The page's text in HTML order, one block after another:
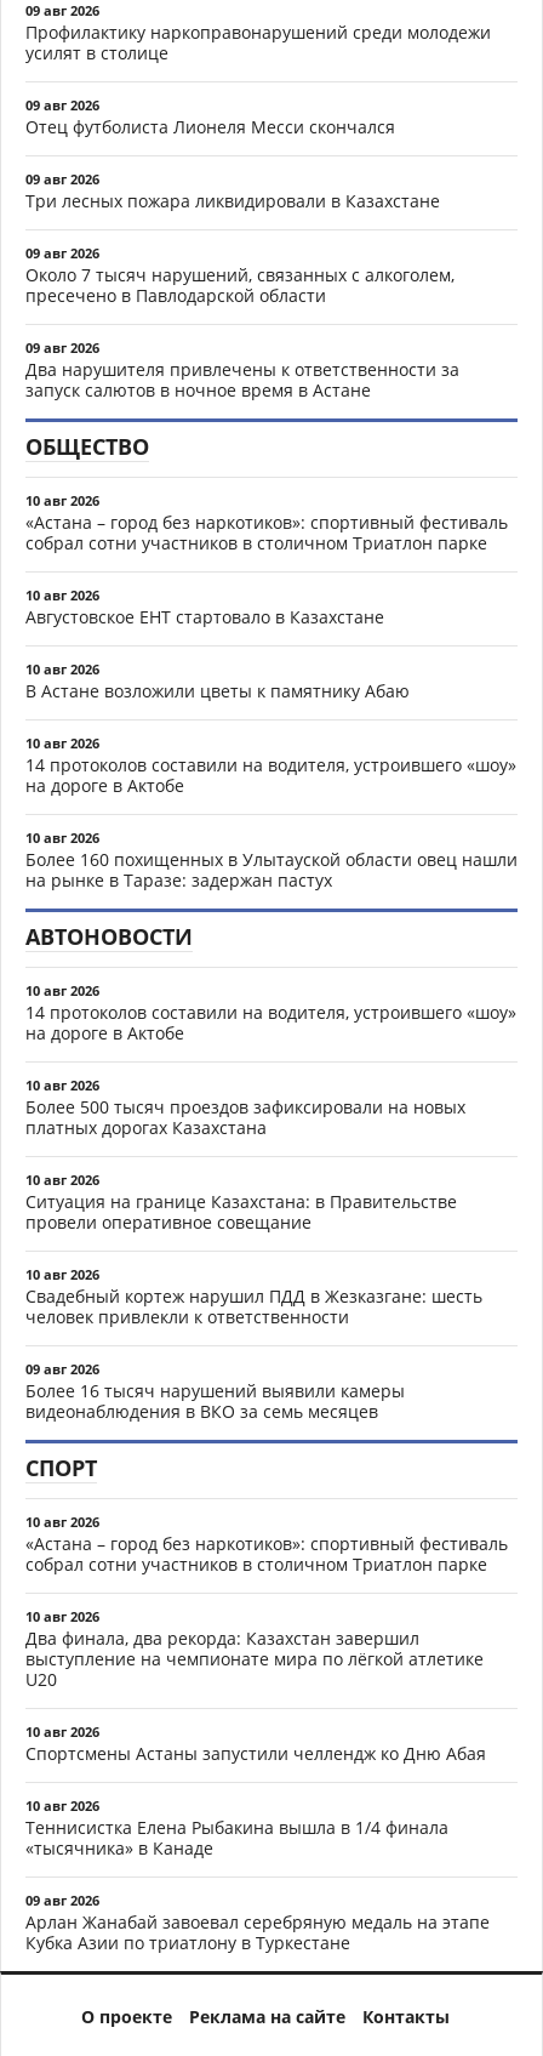
09 авг 2026
Профилактику наркоправонарушений среди молодежи
усилят в столице
09 авг 2026
Отец футболиста Лионеля Месси скончался
09 авг 2026
Три лесных пожара ликвидировали в Казахстане
09 авг 2026
Около 7 тысяч нарушений, связанных с алкоголем,
пресечено в Павлодарской области
09 авг 2026
Два нарушителя привлечены к ответственности за
запуск салютов в ночное время в Астане
ОБЩЕСТВО
10 авг 2026
«Астана – город без наркотиков»: спортивный фестиваль
собрал сотни участников в столичном Триатлон парке
10 авг 2026
Августовское ЕНТ стартовало в Казахстане
10 авг 2026
В Астане возложили цветы к памятнику Абаю
10 авг 2026
14 протоколов составили на водителя, устроившего «шоу»
на дороге в Актобе
10 авг 2026
Более 160 похищенных в Улытауской области овец нашли
на рынке в Таразе: задержан пастух
АВТОНОВОСТИ
10 авг 2026
14 протоколов составили на водителя, устроившего «шоу»
на дороге в Актобе
10 авг 2026
Более 500 тысяч проездов зафиксировали на новых
платных дорогах Казахстана
10 авг 2026
Ситуация на границе Казахстана: в Правительстве
провели оперативное совещание
10 авг 2026
Свадебный кортеж нарушил ПДД в Жезказгане: шесть
человек привлекли к ответственности
09 авг 2026
Более 16 тысяч нарушений выявили камеры
видеонаблюдения в ВКО за семь месяцев
СПОРТ
10 авг 2026
«Астана – город без наркотиков»: спортивный фестиваль
собрал сотни участников в столичном Триатлон парке
10 авг 2026
Два финала, два рекорда: Казахстан завершил
выступление на чемпионате мира по лёгкой атлетике
U20
10 авг 2026
Спортсмены Астаны запустили челлендж ко Дню Абая
10 авг 2026
Теннисистка Елена Рыбакина вышла в 1/4 финала
«тысячника» в Канаде
09 авг 2026
Арлан Жанабай завоевал серебряную медаль на этапе
Кубка Азии по триатлону в Туркестане
О проекте Реклама на сайте Контакты